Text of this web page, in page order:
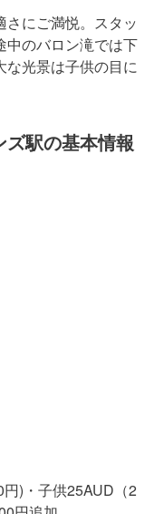
にご満悦。スタッ
中のバロン滝では下
な光景は子供の目に
駅の基本情報
)・子供25AUD（2